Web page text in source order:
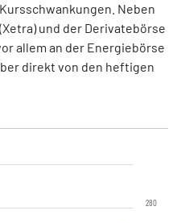
Neben
und der Derivatebörse
allem an der Energiebörse
direkt von den heftigen
280